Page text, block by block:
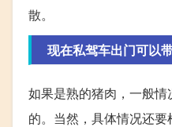
散。
现在私驾车出门可以
如果是熟的猪肉，一般
的。当然，具体情况还要